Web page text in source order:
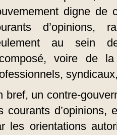
digne de
d’opinions,
au sein
voire de
bref, un contre-
courants d’opinions,
les orientations